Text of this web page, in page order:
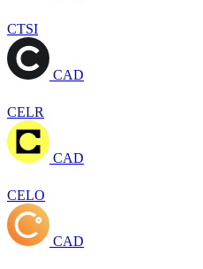
CTSI
CAD
CELR
CAD
CELO
CAD